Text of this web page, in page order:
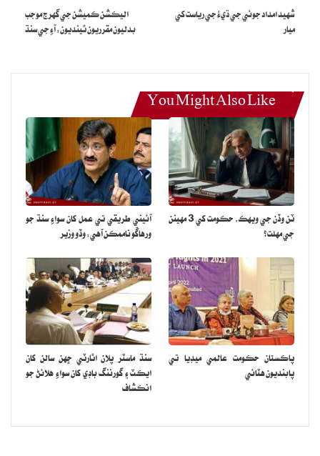
شهيد امداد جوئي جي ڌيءُ جي رياست کي
ميار
اليڪشن ڪميشن جي گهرج موجب
بدليون مقرريون ٿينديون: آءِ جي سنڌ
You Might Also Like
ٽن وڏن جي ويهڪ، حڪومت کي 3 مهينن
جي مهلت؟
آئيني طريقي تي عمل کان سواءِ سنڌ جو
ورهاڱو ناممڪن آهي: وڏو وزير
پاڪستان حڪومت عالمي ميڊيا تي
پابنديون هٽائي
سنڌ ماسٽر پلان اٿارٽي ڇهن سالن کان
ايڪٽ ۽ گورننگ باڊي کان سواءِ هلائڻ جو
انڪشاف